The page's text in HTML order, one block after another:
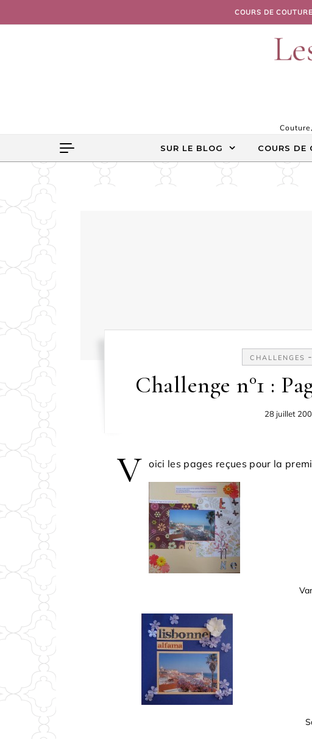
COURS DE COUTURE
SUR LE BLOG COURS DE
CHALLENGES -
Challenge n°1 :
28 juillet
V oici les pages reçues pour la